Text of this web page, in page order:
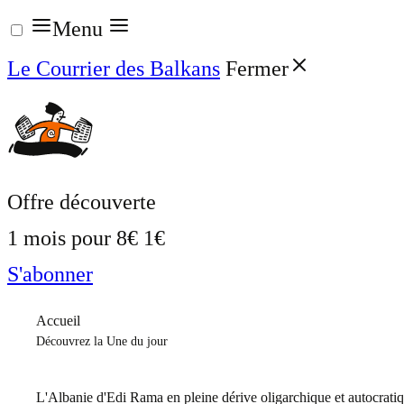
Aller
au
contenu
Menu
Le Courrier des Balkans Fermer
Offre découverte
1 mois pour 8€ 1€
S'abonner
Accueil
Découvrez la Une du jour
L'Albanie d'Edi Rama en pleine dérive oligarchique et